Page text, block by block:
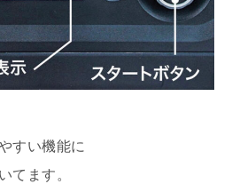
すい機能に
てます。